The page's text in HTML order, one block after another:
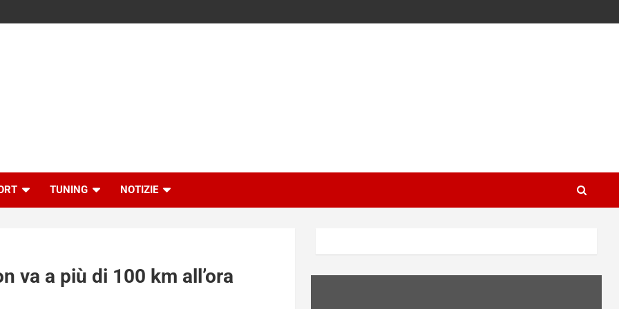
TUNING NOTIZIE
va a più di 100 km all’ora